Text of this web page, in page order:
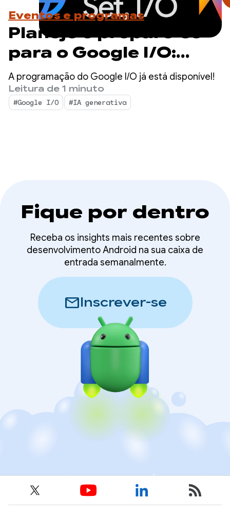
Eventos e programas
Planeje e prepare-se
para o Google I/O:
programação da
transmissão ao vivo
revelada
A programação do Google I/O já está disponível!
Leitura de 1 minuto
#Google I/O #IA generativa
Fique por dentro
Receba os insights mais recentes sobre
desenvolvimento Android na sua caixa de
entrada semanalmente.
mailInscrever-se